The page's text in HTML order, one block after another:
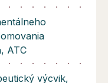
ATC
výcvik,